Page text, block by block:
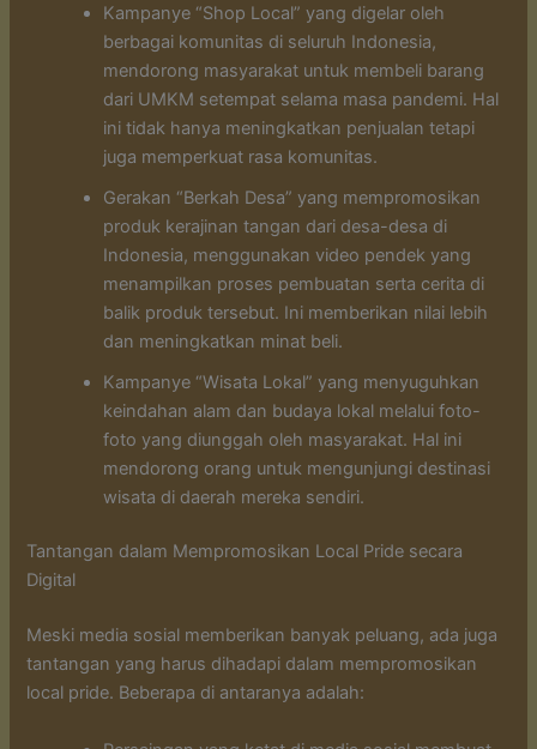
Kampanye “Shop Local” yang digelar oleh
berbagai komunitas di seluruh Indonesia,
mendorong masyarakat untuk membeli barang
dari UMKM setempat selama masa pandemi. Hal
ini tidak hanya meningkatkan penjualan tetapi
juga memperkuat rasa komunitas.
Gerakan “Berkah Desa” yang mempromosikan
produk kerajinan tangan dari desa-desa di
Indonesia, menggunakan video pendek yang
menampilkan proses pembuatan serta cerita di
balik produk tersebut. Ini memberikan nilai lebih
dan meningkatkan minat beli.
Kampanye “Wisata Lokal” yang menyuguhkan
keindahan alam dan budaya lokal melalui foto-
foto yang diunggah oleh masyarakat. Hal ini
mendorong orang untuk mengunjungi destinasi
wisata di daerah mereka sendiri.
Tantangan dalam Mempromosikan Local Pride secara
Digital
Meski media sosial memberikan banyak peluang, ada juga
tantangan yang harus dihadapi dalam mempromosikan
local pride. Beberapa di antaranya adalah: